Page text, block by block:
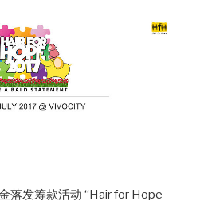
落发筹款活动 “Hair for Hope